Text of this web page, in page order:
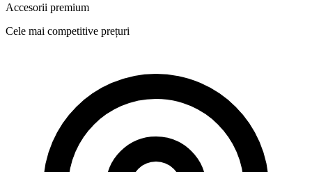
Accesorii premium
Cele mai competitive prețuri